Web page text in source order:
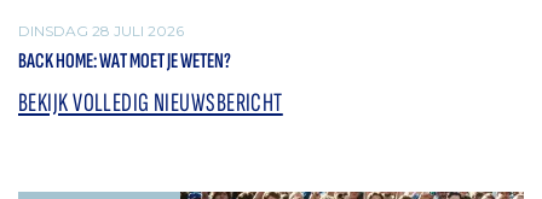
DINSDAG 28 JULI 2026
BACK HOME: WAT MOET JE WETEN?
BEKIJK VOLLEDIG NIEUWSBERICHT